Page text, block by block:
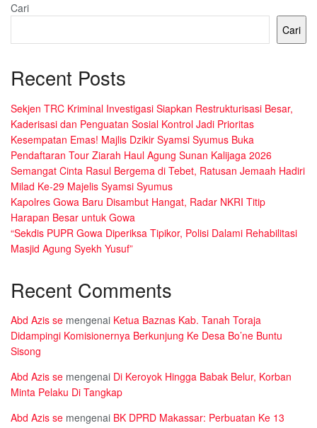
Cari
Cari
Recent Posts
Sekjen TRC Kriminal Investigasi Siapkan Restrukturisasi Besar,
Kaderisasi dan Penguatan Sosial Kontrol Jadi Prioritas
Kesempatan Emas! Majlis Dzikir Syamsi Syumus Buka
Pendaftaran Tour Ziarah Haul Agung Sunan Kalijaga 2026
Semangat Cinta Rasul Bergema di Tebet, Ratusan Jemaah Hadiri
Milad Ke-29 Majelis Syamsi Syumus
Kapolres Gowa Baru Disambut Hangat, Radar NKRI Titip
Harapan Besar untuk Gowa
“Sekdis PUPR Gowa Diperiksa Tipikor, Polisi Dalami Rehabilitasi
Masjid Agung Syekh Yusuf”
Recent Comments
Abd Azis se mengenai Ketua Baznas Kab. Tanah Toraja
Didampingi Komisionernya Berkunjung Ke Desa Bo’ne Buntu
Sisong
Abd Azis se mengenai Di Keroyok Hingga Babak Belur, Korban
Minta Pelaku Di Tangkap
Abd Azis se mengenai BK DPRD Makassar: Perbuatan Ke 13